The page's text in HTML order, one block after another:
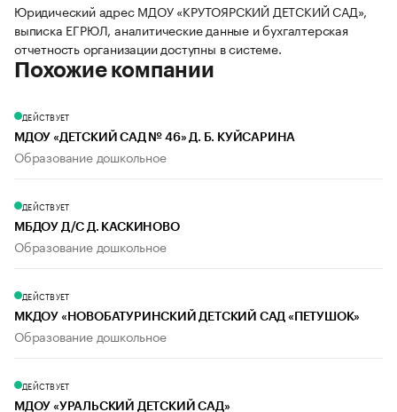
Юридический адрес МДОУ «КРУТОЯРСКИЙ ДЕТСКИЙ САД»,
выписка ЕГРЮЛ, аналитические данные и бухгалтерская
отчетность организации доступны в системе.
Похожие компании
ДЕЙСТВУЕТ
МДОУ «ДЕТСКИЙ САД № 46» Д. Б. КУЙСАРИНА
Образование дошкольное
ДЕЙСТВУЕТ
МБДОУ Д/С Д. КАСКИНОВО
Образование дошкольное
ДЕЙСТВУЕТ
МКДОУ «НОВОБАТУРИНСКИЙ ДЕТСКИЙ САД «ПЕТУШОК»
Образование дошкольное
ДЕЙСТВУЕТ
МДОУ «УРАЛЬСКИЙ ДЕТСКИЙ САД»